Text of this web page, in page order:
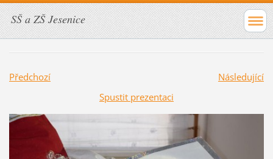
SŠ a ZŠ Jesenice
Předchozí
Následující
Spustit prezentaci